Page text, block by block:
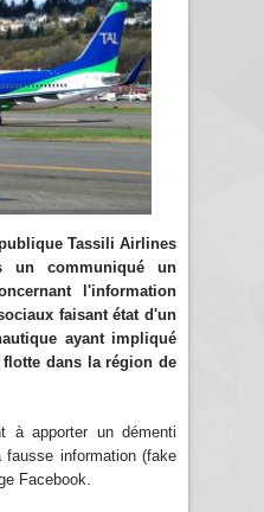
Tassili Airlines
un communiqué un
l'information
faisant état d'un
ayant impliqué
dans la région de
à apporter un démenti
fausse information (fake
Facebook.